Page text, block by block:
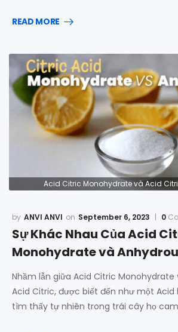
READ MORE
Acid Citric Monohydrate và Acid
ANVI ANVI September 6, 2023 0
Sự Khác Nhau Của Acid
Monohydrate và
Nhầm lẫn giữa Acid Citric Monohydrate
Acid Citric, được biết đến như một Acid
tìm thấy tự nhiên trong trái cây họ